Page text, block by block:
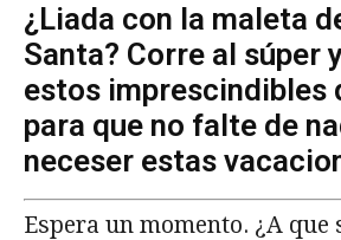
¿Liada con la maleta
Santa? Corre al súper
estos imprescindibles
para que no falte de
neceser estas
Espera un momento. ¿A que